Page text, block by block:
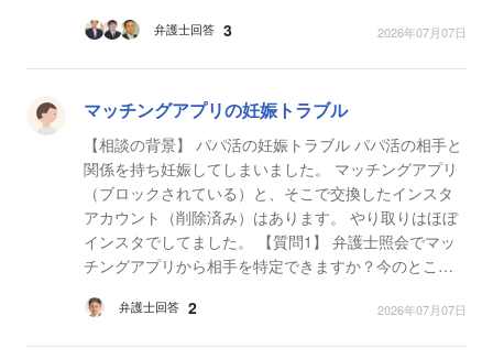
大学...
弁護士回答 3 2026年07月07日
マッチングアプリの妊娠トラブル
【相談の背景】 パパ活の妊娠トラブル パパ活の相手と
関係を持ち妊娠してしまいました。 マッチングアプリ
（ブロックされている）と、そこで交換したインスタ
アカウント（削除済み）はあります。 やり取りはほぼ
インスタでしてました。 【質問1】 弁護士照会でマッ
チングアプリから相手を特定できますか？今のところ
弁護士回答 2 2026年07月07日